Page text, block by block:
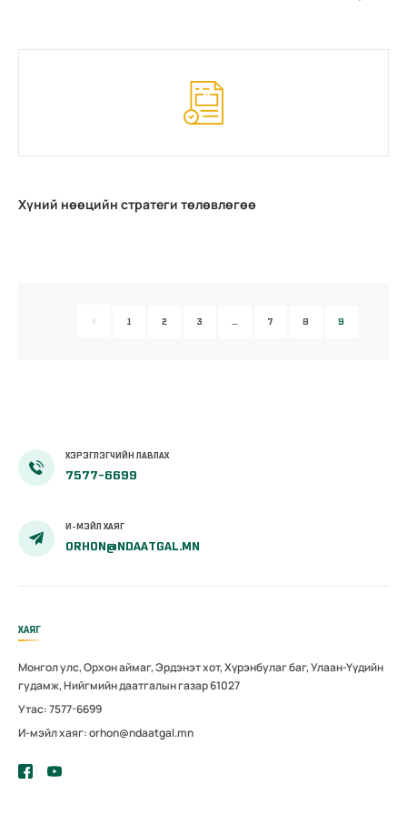
Хүний нөөцийн стратеги төлөвлөгөө
1 2 3 … 7 8 9
ХЭРЭГЛЭГЧИЙН ЛАВЛАХ
7577-6699
И-МЭЙЛ ХАЯГ
ORHON@NDAATGAL.MN
ХАЯГ
Монгол улс, Орхон аймаг, Эрдэнэт хот, Хүрэнбулаг баг, Улаан-Үүдийн
гудамж, Нийгмийн даатгалын газар 61027
Утас: 7577-6699
И-мэйл хаяг: orhon@ndaatgal.mn